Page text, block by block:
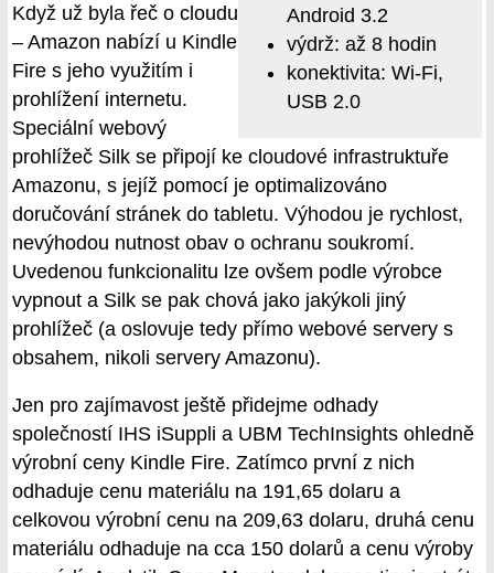
Android 3.2
výdrž: až 8 hodin
konektivita: Wi-Fi,
USB 2.0
Když už byla řeč o cloudu
– Amazon nabízí u Kindle
Fire s jeho využitím i
prohlížení internetu.
Speciální webový
prohlížeč Silk se připojí ke cloudové infrastruktuře
Amazonu, s jejíž pomocí je optimalizováno
doručování stránek do tabletu. Výhodou je rychlost,
nevýhodou nutnost obav o ochranu soukromí.
Uvedenou funkcionalitu lze ovšem podle výrobce
vypnout a Silk se pak chová jako jakýkoli jiný
prohlížeč (a oslovuje tedy přímo webové servery s
obsahem, nikoli servery Amazonu).
Jen pro zajímavost ještě přidejme odhady
společností IHS iSuppli a UBM TechInsights ohledně
výrobní ceny Kindle Fire. Zatímco první z nich
odhaduje cenu materiálu na 191,65 dolaru a
celkovou výrobní cenu na 209,63 dolaru, druhá cenu
materiálu odhaduje na cca 150 dolarů a cenu výroby